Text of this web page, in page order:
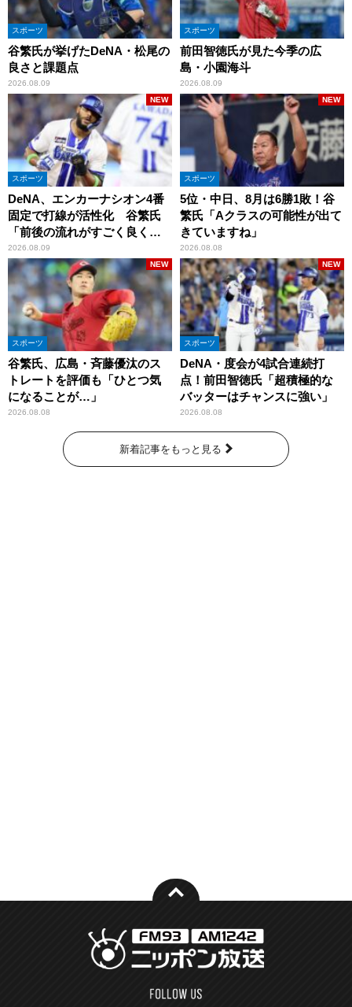
スポーツ
谷繁氏が挙げたDeNA・松尾の
良さと課題点
2026.08.09
スポーツ
前田智徳氏が見た今季の広
島・小園海斗
2026.08.09
スポーツ
DeNA、エンカーナシオン4番
固定で打線が活性化 谷繁氏
「前後の流れがすごく良くな
りましたね」
2026.08.09
NEW
スポーツ
5位・中日、8月は6勝1敗！谷
繁氏「Aクラスの可能性が出て
きていますね」
2026.08.08
NEW
スポーツ
谷繁氏、広島・斉藤優汰のス
トレートを評価も「ひとつ気
になることが…」
2026.08.08
NEW
スポーツ
DeNA・度会が4試合連続打
点！前田智徳氏「超積極的な
バッターはチャンスに強い」
2026.08.08
NEW
新着記事をもっと見る